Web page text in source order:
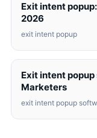
Exit intent
2026
exit intent popup
Exit intent
Marketers
exit intent popup